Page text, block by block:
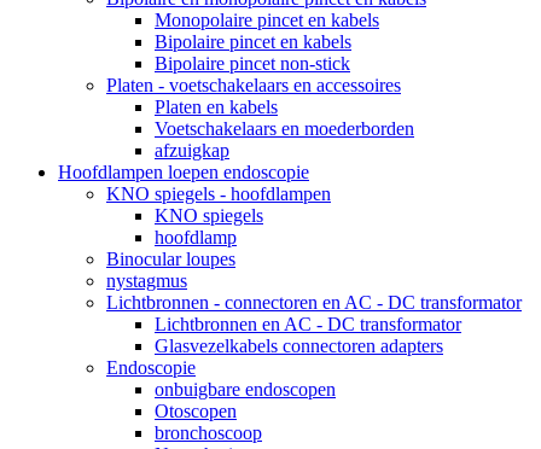
Monopolaire pincet en kabels
Bipolaire pincet en kabels
Bipolaire pincet non-stick
Platen - voetschakelaars en accessoires
Platen en kabels
Voetschakelaars en moederborden
afzuigkap
Hoofdlampen loepen endoscopie
KNO spiegels - hoofdlampen
KNO spiegels
hoofdlamp
Binocular loupes
nystagmus
Lichtbronnen - connectoren en AC - DC transformator
Lichtbronnen en AC - DC transformator
Glasvezelkabels connectoren adapters
Endoscopie
onbuigbare endoscopen
Otoscopen
bronchoscoop